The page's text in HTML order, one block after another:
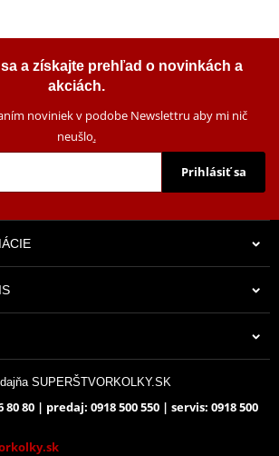
12V
20 Ah
for Lithium)
a získajte prehľad o novinkách a
akciách.
noviniek v podobe Newslettru aby mi nič
neušlo.
Prihlásiť sa
SUPERŠTVORKOLKY.SK
80 80 | predaj: 0918 500 550 | servis: 0918 500